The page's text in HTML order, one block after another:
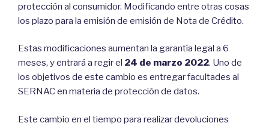
protección al consumidor. Modificando entre otras cosas
los plazo para la emisión de emisión de Nota de Crédito.
Estas modificaciones aumentan la garantía legal a 6
meses, y entrará a regir el 24 de marzo 2022. Uno de
los objetivos de este cambio es entregar facultades al
SERNAC en materia de protección de datos.
Este cambio en el tiempo para realizar devoluciones